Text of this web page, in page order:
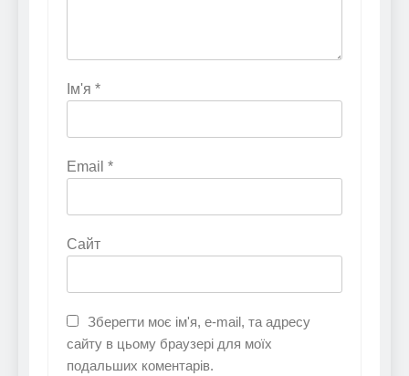
Ім'я *
Email *
Сайт
Зберегти моє ім'я, e-mail, та адресу
сайту в цьому браузері для моїх
подальших коментарів.